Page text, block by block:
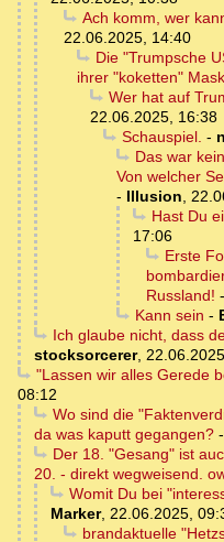
Ach komm, wer
22.06.2025, 14:40
Die "Trumpsche
ihrer "koketten"
Wer hat auf
22.06.2025, 16:38
Schauspiel. -
Das war
Von welcher
- Illusion,
Hast Du
17:06
Erste
Russland! -
Kann sein -
Ich glaube nicht, dass
stocksorcerer,
"Lassen wir alles Gerede
08:12
Wo sind die
da was kaputt gegangen? -
Der 18. "Gesang" ist
20. - direkt wegweisend.
Womit Du bei
Marker, 22.06.2025,
brandaktuelle